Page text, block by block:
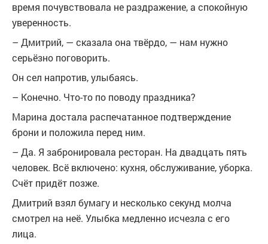
время почувствовала не раздражение, а спокойную
уверенность.
– Дмитрий, — сказала она твёрдо, — нам нужно
серьёзно поговорить.
Он сел напротив, улыбаясь.
– Конечно. Что-то по поводу праздника?
Марина достала распечатанное подтверждение
брони и положила перед ним.
– Да. Я забронировала ресторан. На двадцать пять
человек. Всё включено: кухня, обслуживание, уборка.
Счёт придёт позже.
Дмитрий взял бумагу и несколько секунд молча
смотрел на неё. Улыбка медленно исчезла с его
лица.